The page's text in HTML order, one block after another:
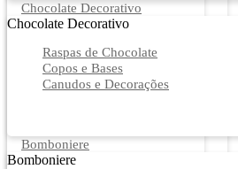
Chocolate Decorativo
Chocolate Decorativo
Raspas de Chocolate
Copos e Bases
Canudos e Decorações
Bomboniere
Bomboniere